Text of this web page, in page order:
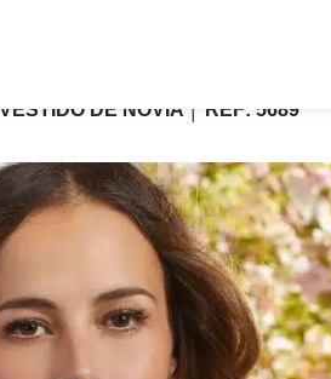
VESTIDO DE NOVIA │ REF: 5689